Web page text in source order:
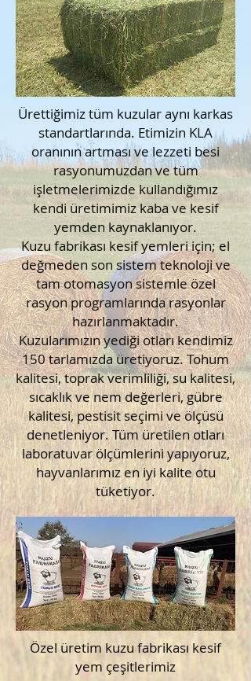
Ürettiğimiz tüm kuzular aynı karkas
standartlarında. Etimizin KLA
oranının artması ve lezzeti besi
rasyonumuzdan ve tüm
işletmelerimizde kullandığımız
kendi üretimimiz kaba ve kesif
yemden kaynaklanıyor.
Kuzu fabrikası kesif yemleri için; el
değmeden son sistem teknoloji ve
tam otomasyon sistemle özel
rasyon programlarında rasyonlar
hazırlanmaktadır.
Kuzularımızın yediği otları kendimiz
150 tarlamızda üretiyoruz. Tohum
kalitesi, toprak verimliliği, su kalitesi,
sıcaklık ve nem değerleri, gübre
kalitesi, pestisit seçimi ve ölçüsü
denetleniyor. Tüm üretilen otları
laboratuvar ölçümlerini yapıyoruz,
hayvanlarımız en iyi kalite otu
tüketiyor.
Özel üretim kuzu fabrikası kesif
yem çeşitlerimiz